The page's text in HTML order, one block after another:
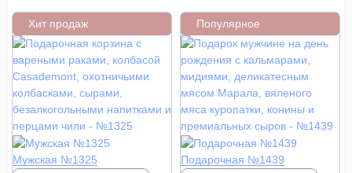
Хит продаж
Мужская №1325
КУПИТЬ
Популярное
Подарочная №1439
КУПИТЬ